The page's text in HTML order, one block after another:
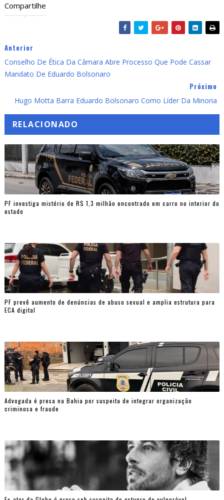
Compartilhe
Anterior
Conselho De Ética Da Câmara Abre Processo Que Pode Cassar
Mandato De Eduardo Bolsonaro
Próximo
Hugo Motta Barra Eduardo Bolsonaro Como Líder Da Minoria
RELACIONADO
PF investiga mistério de R$ 1,3 milhão encontrado em carro no interior do
estado
PF prevê aumento de denúncias de abuso sexual e amplia estrutura para
ECA digital
Advogada é presa na Bahia por suspeita de integrar organização
criminosa e fraude